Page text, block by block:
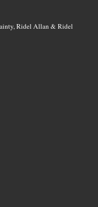
Ridel Allan &Ridel